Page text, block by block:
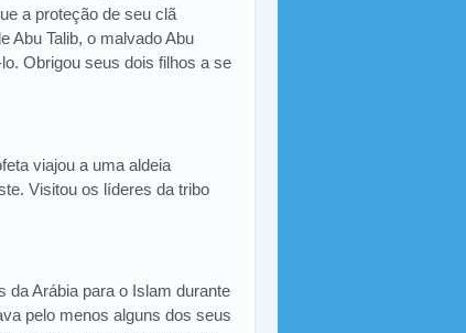
a proteção de seu clã
Abu Talib, o malvado Abu
Obrigou seus dois filhos a se
viajou a uma aldeia
Visitou os líderes da tribo
da Arábia para o Islam durante
pelo menos alguns dos seus